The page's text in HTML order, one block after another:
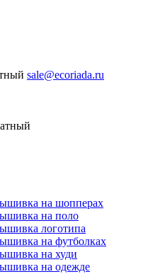
sale@ecoriada.ru
на шопперах
на поло
логотипа
на футболках
на худи
на одежде